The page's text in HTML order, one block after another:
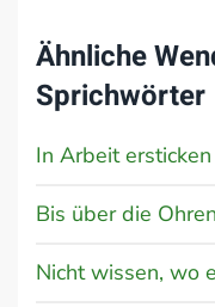
Ähnliche
Sprichwörter
In Arbeit ersticken
Bis über die
Nicht wissen, wo